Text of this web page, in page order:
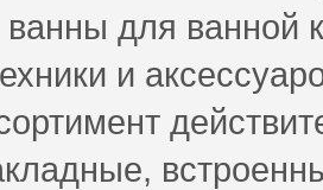
ванны для ванной
и